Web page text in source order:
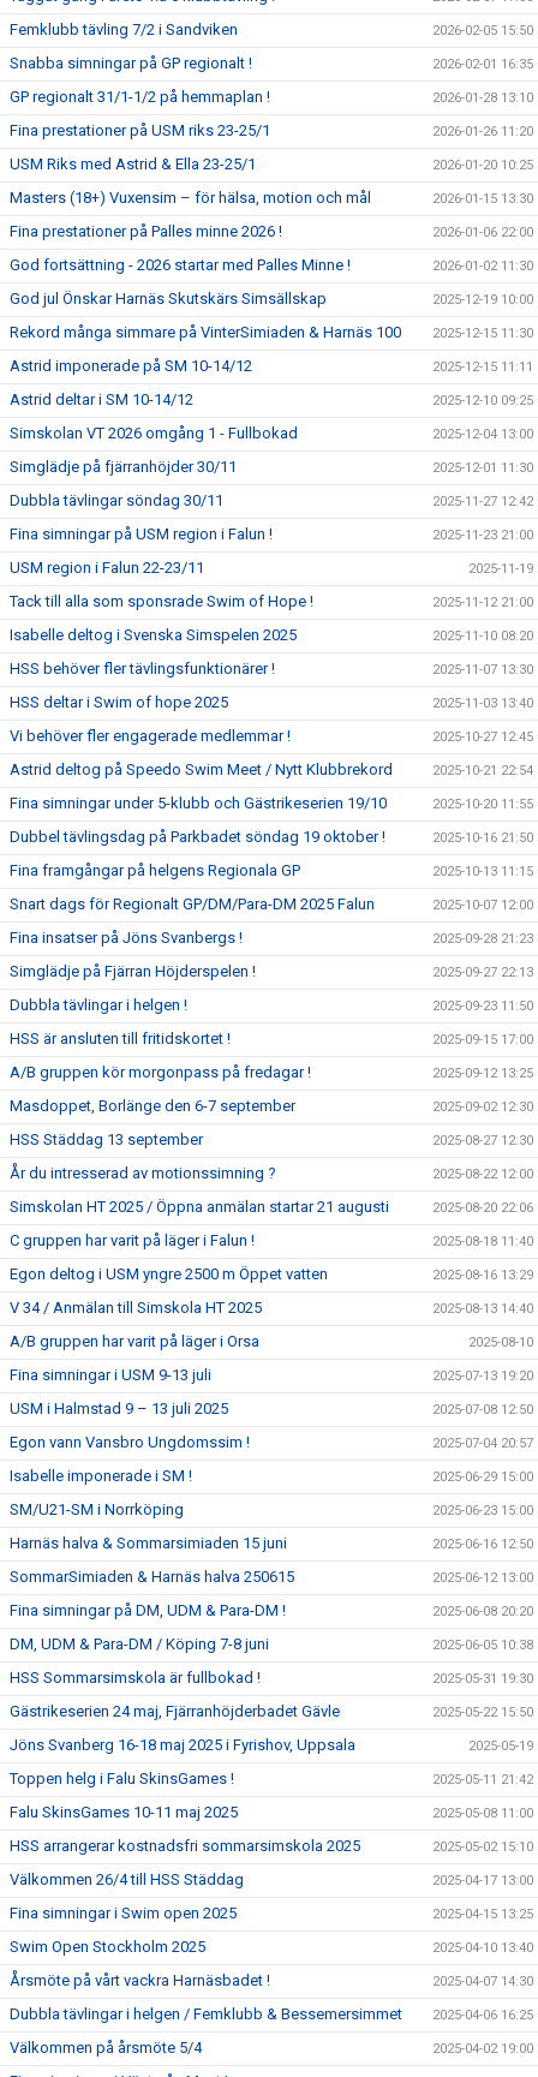
Femklubb tävling 7/2 i Sandviken 2026-02-05 15:50
Snabba simningar på GP regionalt ! 2026-02-01 16:35
GP regionalt 31/1-1/2 på hemmaplan ! 2026-01-28 13:10
Fina prestationer på USM riks 23-25/1 2026-01-26 11:20
USM Riks med Astrid & Ella 23-25/1 2026-01-20 10:25
Masters (18+) Vuxensim – för hälsa, motion och mål 2026-01-15 13:30
Fina prestationer på Palles minne 2026 ! 2026-01-06 22:00
God fortsättning - 2026 startar med Palles Minne ! 2026-01-02 11:30
God jul Önskar Harnäs Skutskärs Simsällskap 2025-12-19 10:00
Rekord många simmare på VinterSimiaden & Harnäs 100 2025-12-15 11:30
Astrid imponerade på SM 10-14/12 2025-12-15 11:11
Astrid deltar i SM 10-14/12 2025-12-10 09:25
Simskolan VT 2026 omgång 1 - Fullbokad 2025-12-04 13:00
Simglädje på fjärranhöjder 30/11 2025-12-01 11:30
Dubbla tävlingar söndag 30/11 2025-11-27 12:42
Fina simningar på USM region i Falun ! 2025-11-23 21:00
USM region i Falun 22-23/11 2025-11-19
Tack till alla som sponsrade Swim of Hope ! 2025-11-12 21:00
Isabelle deltog i Svenska Simspelen 2025 2025-11-10 08:20
HSS behöver fler tävlingsfunktionärer ! 2025-11-07 13:30
HSS deltar i Swim of hope 2025 2025-11-03 13:40
Vi behöver fler engagerade medlemmar ! 2025-10-27 12:45
Astrid deltog på Speedo Swim Meet / Nytt Klubbrekord 2025-10-21 22:54
Fina simningar under 5-klubb och Gästrikeserien 19/10 2025-10-20 11:55
Dubbel tävlingsdag på Parkbadet söndag 19 oktober ! 2025-10-16 21:50
Fina framgångar på helgens Regionala GP 2025-10-13 11:15
Snart dags för Regionalt GP/DM/Para-DM 2025 Falun 2025-10-07 12:00
Fina insatser på Jöns Svanbergs ! 2025-09-28 21:23
Simglädje på Fjärran Höjderspelen ! 2025-09-27 22:13
Dubbla tävlingar i helgen ! 2025-09-23 11:50
HSS är ansluten till fritidskortet ! 2025-09-15 17:00
A/B gruppen kör morgonpass på fredagar ! 2025-09-12 13:25
Masdoppet, Borlänge den 6-7 september 2025-09-02 12:30
HSS Städdag 13 september 2025-08-27 12:30
År du intresserad av motionssimning ? 2025-08-22 12:00
Simskolan HT 2025 / Öppna anmälan startar 21 augusti 2025-08-20 22:06
C gruppen har varit på läger i Falun ! 2025-08-18 11:40
Egon deltog i USM yngre 2500 m Öppet vatten 2025-08-16 13:29
V 34 / Anmälan till Simskola HT 2025 2025-08-13 14:40
A/B gruppen har varit på läger i Orsa 2025-08-10
Fina simningar i USM 9-13 juli 2025-07-13 19:20
USM i Halmstad 9 – 13 juli 2025 2025-07-08 12:50
Egon vann Vansbro Ungdomssim ! 2025-07-04 20:57
Isabelle imponerade i SM ! 2025-06-29 15:00
SM/U21-SM i Norrköping 2025-06-23 15:00
Harnäs halva & Sommarsimiaden 15 juni 2025-06-16 12:50
SommarSimiaden & Harnäs halva 250615 2025-06-12 13:00
Fina simningar på DM, UDM & Para-DM ! 2025-06-08 20:20
DM, UDM & Para-DM / Köping 7-8 juni 2025-06-05 10:38
HSS Sommarsimskola är fullbokad ! 2025-05-31 19:30
Gästrikeserien 24 maj, Fjärranhöjderbadet Gävle 2025-05-22 15:50
Jöns Svanberg 16-18 maj 2025 i Fyrishov, Uppsala 2025-05-19
Toppen helg i Falu SkinsGames ! 2025-05-11 21:42
Falu SkinsGames 10-11 maj 2025 2025-05-08 11:00
HSS arrangerar kostnadsfri sommarsimskola 2025 2025-05-02 15:10
Välkommen 26/4 till HSS Städdag 2025-04-17 13:00
Fina simningar i Swim open 2025 2025-04-15 13:25
Swim Open Stockholm 2025 2025-04-10 13:40
Årsmöte på vårt vackra Harnäsbadet ! 2025-04-07 14:30
Dubbla tävlingar i helgen / Femklubb & Bessemersimmet 2025-04-06 16:25
Välkommen på årsmöte 5/4 2025-04-02 19:00